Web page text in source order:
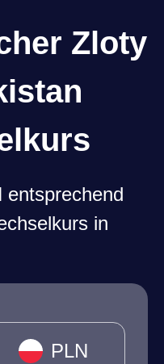
Zloty
entsprechend
in
PLN